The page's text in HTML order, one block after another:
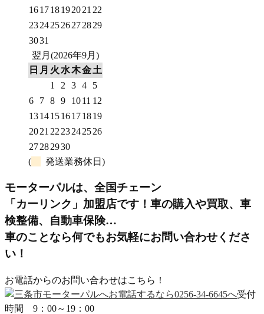
161718192021 22
23242526272829
3031
翌月(2026年9月)
日 月 火 水木金土
1
2 3 4
5
6
7 8 9 1011 12
13141516171819
2021 22 23242526
27282930
(
発送業務休日)
モーターパルは、全国チェーン
「カーリンク」加盟店です！ 車の購入や買取、車
検整備、自動車保険…
車のことなら何でもお気軽にお問い合わせくださ
い！
お電話からのお問い合わせはこちら！
受付
時間 9：00～19：00